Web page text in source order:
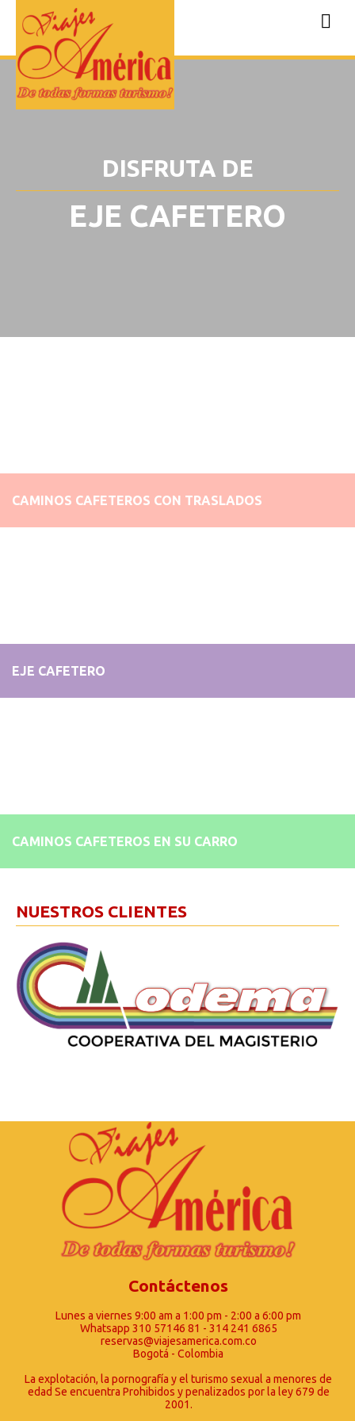
DISFRUTA DE
EJE CAFETERO
CAMINOS CAFETEROS CON TRASLADOS
EJE CAFETERO
CAMINOS CAFETEROS EN SU CARRO
NUESTROS CLIENTES
Contáctenos
Lunes a viernes 9:00 am a 1:00 pm - 2:00 a 6:00 pm
Whatsapp 310 57146 81 - 314 241 6865
reservas@viajesamerica.com.co
Bogotá - Colombia
La explotación, la pornografía y el turismo sexual a menores de
edad Se encuentra Prohibidos y penalizados por la ley 679 de
2001.